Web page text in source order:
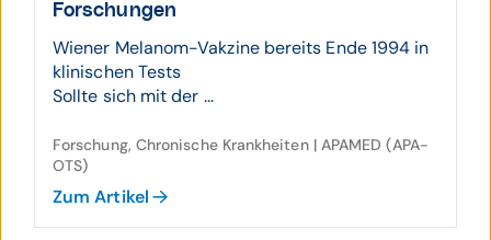
Forschungen
Wiener Melanom-Vakzine bereits Ende 1994 in
klinischen Tests
Sollte sich mit der ...
Forschung, Chronische Krankheiten | APAMED (APA-
OTS)
Zum Artikel